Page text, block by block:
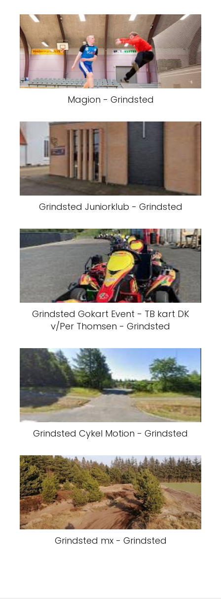
Magion - Grindsted
Grindsted Juniorklub - Grindsted
Grindsted Gokart Event - TB kart DK
v/Per Thomsen - Grindsted
Grindsted Cykel Motion - Grindsted
Grindsted mx - Grindsted